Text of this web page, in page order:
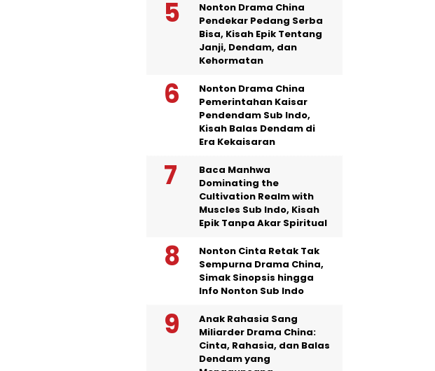
Nonton Drama China
Pendekar Pedang Serba
Bisa, Kisah Epik Tentang
Janji, Dendam, dan
Kehormatan
Nonton Drama China
Pemerintahan Kaisar
Pendendam Sub Indo,
Kisah Balas Dendam di
Era Kekaisaran
Baca Manhwa
Dominating the
Cultivation Realm with
Muscles Sub Indo, Kisah
Epik Tanpa Akar Spiritual
Nonton Cinta Retak Tak
Sempurna Drama China,
Simak Sinopsis hingga
Info Nonton Sub Indo
Anak Rahasia Sang
Miliarder Drama China:
Cinta, Rahasia, dan Balas
Dendam yang